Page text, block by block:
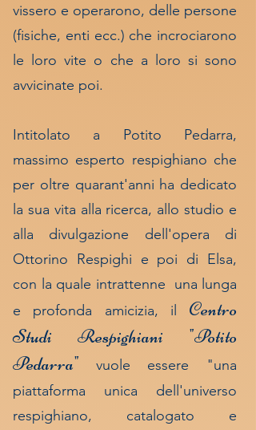
vissero e operarono, delle persone
(fisiche, enti ecc.) che incrociarono
le loro vite o che a loro si sono
avvicinate poi.
Intitolato a Potito Pedarra,
massimo esperto respighiano che
per oltre quarant'anni ha dedicato
la sua vita alla ricerca, allo studio e
alla divulgazione dell'opera di
Ottorino Respighi e poi di Elsa,
con la quale intrattenne una lunga
e profonda amicizia, il Centro
Studi Respighiani "Potito
Pedarra"
vuole essere "una
piattaforma unica dell'universo
respighiano, catalogato e